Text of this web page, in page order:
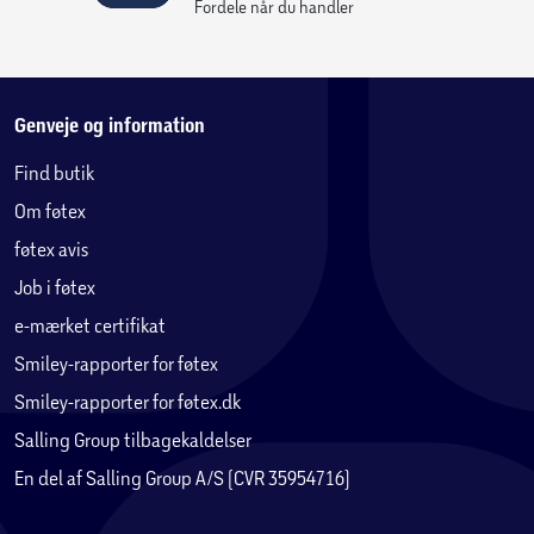
Forskning og udvikling er nu opdelt i to separate grene,
hvilket giver dig større fleksibilitet til at bestemme,
hvornår en ny del skal produceres, og hvordan den skal
anvendes. At færdiggøre kun én af en ny
opgraderingspakke går hurtigere – men du skal vælge,
deres motivation og dine forhandlingsfordele ved
kontraktfornyelse.
Styr størrelsen af din arbejdsstyrke,
udviklingsomkostninger og driftsomkostninger, så du
holder balancen mellem effektivitet og økonomi – og
undgår at overskride budgetloftet. Overtræder du
grænsen, venter der alvorlige konsekvenser i næste sæson.
Sponsorer betyder mere end nogensinde før. De giver
Fordele når du handler
Genveje og information
Find butik
Om føtex
føtex avis
Job i føtex
e-mærket certifikat
Smiley-rapporter for føtex
Smiley-rapporter for føtex.dk
Salling Group tilbagekaldelser
En del af Salling Group A/S (CVR 35954716)